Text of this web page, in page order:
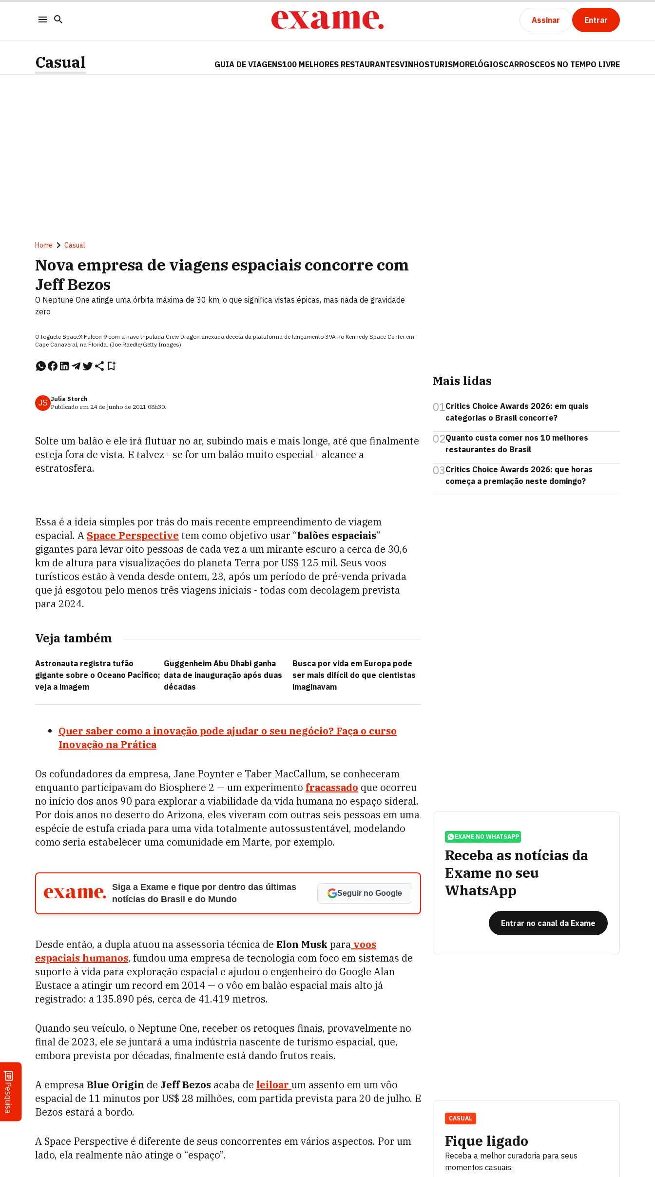
Assinar Entrar
Pesquisa
Casual GUIA DE VIAGENS100 MELHORES RESTAURANTESVINHOSTURISMORELÓGIOSCARROSCEOS NO TEMPO LIVRE
Home Casual
Nova empresa de viagens espaciais concorre com
Jeff Bezos
O Neptune One atinge uma órbita máxima de 30 km, o que significa vistas épicas, mas nada de gravidade
zero
O foguete SpaceX Falcon 9 com a nave tripulada Crew Dragon anexada decola da plataforma de lançamento 39A no Kennedy Space Center em
Cape Canaveral, na Florida. (Joe Raedle/Getty Images)
JS Julia Storch
Publicado em 24 de junho de 2021 08h30.
Solte um balão e ele irá flutuar no ar, subindo mais e mais longe, até que finalmente
esteja fora de vista. E talvez - se for um balão muito especial - alcance a
estratosfera.
Essa é a ideia simples por trás do mais recente empreendimento de viagem
espacial. A Space Perspective tem como objetivo usar “balões espaciais”
gigantes para levar oito pessoas de cada vez a um mirante escuro a cerca de 30,6
km de altura para visualizações do planeta Terra por US$ 125 mil. Seus voos
turísticos estão à venda desde ontem, 23, após um período de pré-venda privada
que já esgotou pelo menos três viagens iniciais - todas com decolagem prevista
para 2024.
Veja também
Astronauta registra tufão
gigante sobre o Oceano Pacífico;
veja a imagem
Guggenheim Abu Dhabi ganha
data de inauguração após duas
décadas
Busca por vida em Europa pode
ser mais difícil do que cientistas
imaginavam
Quer saber como a inovação pode ajudar o seu negócio? Faça o curso
Inovação na Prática
Os cofundadores da empresa, Jane Poynter e Taber MacCallum, se conheceram
enquanto participavam do Biosphere 2 — um experimento fracassado que ocorreu
no início dos anos 90 para explorar a viabilidade da vida humana no espaço sideral.
Por dois anos no deserto do Arizona, eles viveram com outras seis pessoas em uma
espécie de estufa criada para uma vida totalmente autossustentável, modelando
como seria estabelecer uma comunidade em Marte, por exemplo.
Siga a Exame e fique por dentro das últimas
notícias do Brasil e do Mundo
Seguir no Google
Desde então, a dupla atuou na assessoria técnica de Elon Musk para voos
espaciais humanos, fundou uma empresa de tecnologia com foco em sistemas de
suporte à vida para exploração espacial e ajudou o engenheiro do Google Alan
Eustace a atingir um record em 2014 — o vôo em balão espacial mais alto já
registrado: a 135.890 pés, cerca de 41.419 metros.
Quando seu veículo, o Neptune One, receber os retoques finais, provavelmente no
final de 2023, ele se juntará a uma indústria nascente de turismo espacial, que,
embora prevista por décadas, finalmente está dando frutos reais.
A empresaBlue Origin de Jeff Bezos acaba de leiloar um assento em um vôo
espacial de 11 minutos por US$ 28 milhões, com partida prevista para 20 de julho. E
Bezos estará a bordo.
A Space Perspective é diferente de seus concorrentes em vários aspectos. Por um
lado, ela realmente não atinge o “espaço”.
Mais lidas
01Critics Choice Awards 2026: em quais
categorias o Brasil concorre?
02Quanto custa comer nos 10 melhores
restaurantes do Brasil
03Critics Choice Awards 2026: que horas
começa a premiação neste domingo?
EXAME NO WHATSAPP
Receba as notícias da
Exame no seu
WhatsApp
Entrar no canal da Exame
Fique ligado
Receba a melhor curadoria para seus
momentos casuais.
CASUAL